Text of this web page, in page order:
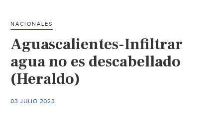
abrir
nuevos
pozos
NACIONALES
Aguascalientes-Infiltrar
agua no es descabellado
(Heraldo)
03 JULIO 2023